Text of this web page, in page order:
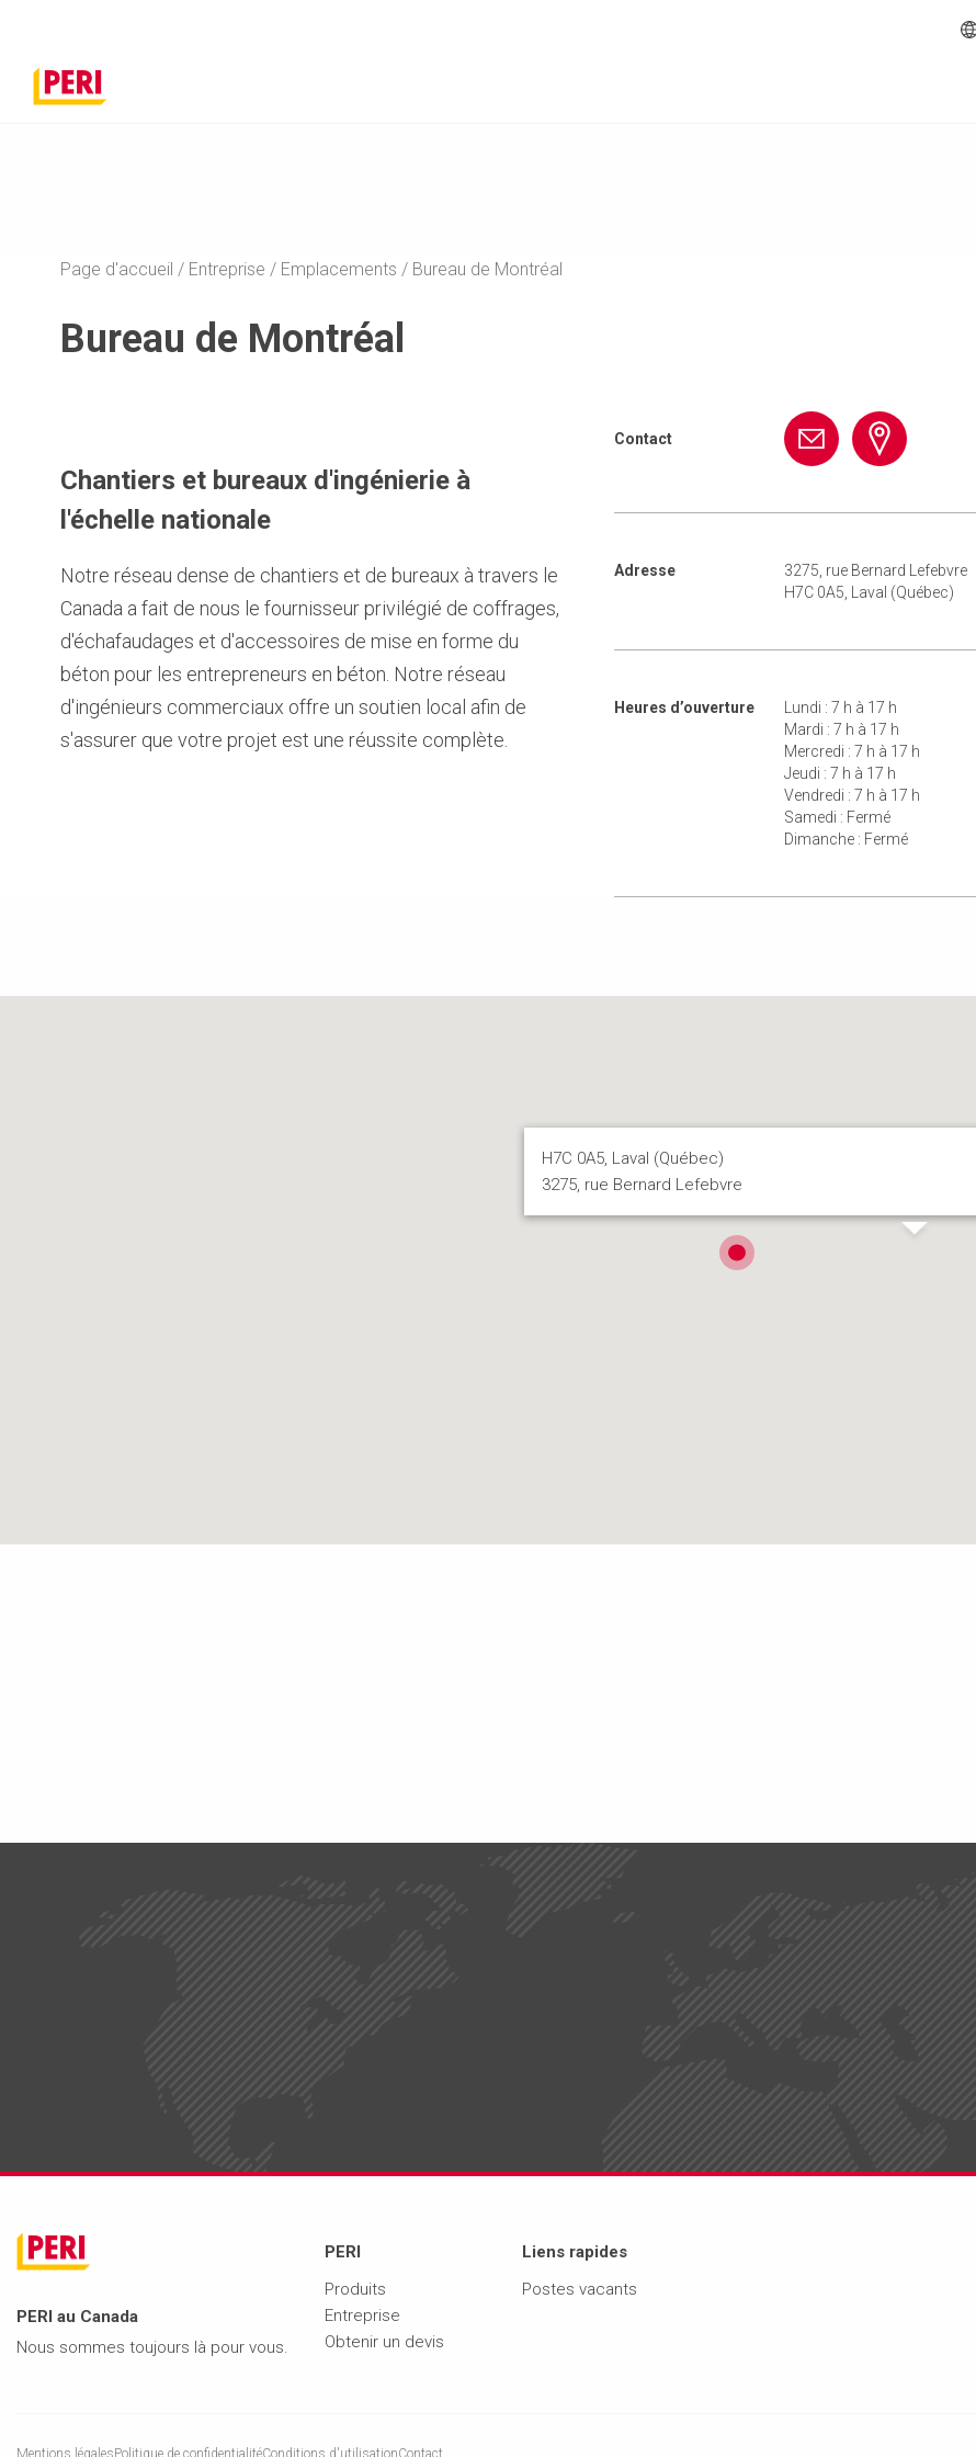
Page d'accueil Entreprise Emplacements Bureau de Montréal
Bureau de Montréal
Chantiers et bureaux d'ingénierie à
l'échelle nationale
Notre réseau dense de chantiers et de bureaux à travers le
Canada a fait de nous le fournisseur privilégié de coffrages,
d'échafaudages et d'accessoires de mise en forme du
béton pour les entrepreneurs en béton. Notre réseau
d'ingénieurs commerciaux offre un soutien local afin de
s'assurer que votre projet est une réussite complète.
Contact info@peri.ca
Adresse
3275, rue Bernard Lefebvre
H7C 0A5, Laval (Québec)
Heures d’ouverture
Lundi : 7 h à 17 h
Mardi : 7 h à 17 h
Mercredi : 7 h à 17 h
Jeudi : 7 h à 17 h
Vendredi : 7 h à 17 h
Samedi : Fermé
Dimanche : Fermé
H7C 0A5, Laval (Québec)
3275, rue Bernard Lefebvre
PERI au Canada
Nous sommes toujours là pour vous.
PERI
Produits
Entreprise
Obtenir un devis
Liens rapides
Postes vacants
Mentions légalesPolitique de confidentialitéConditions d'utilisationContact